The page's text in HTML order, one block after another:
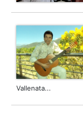
Vallenata...